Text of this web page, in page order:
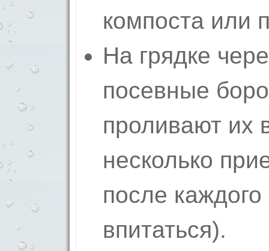
компоста или
На грядке
посевные
проливают их
несколько
после
впитаться).